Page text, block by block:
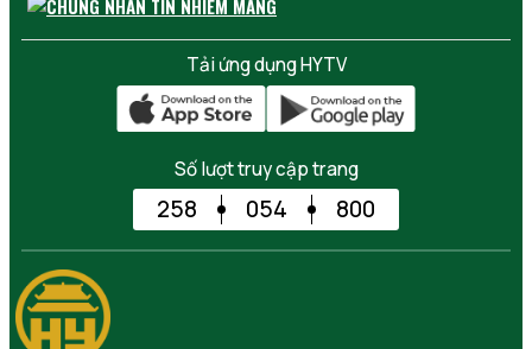
Tải ứng dụng HYTV
Số lượt truy cập trang
258 054 800